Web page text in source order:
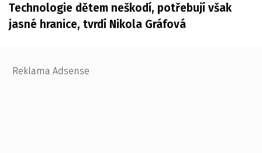
Technologie dětem neškodí, potřebují však
jasné hranice, tvrdí Nikola Gráfová
Reklama Adsense